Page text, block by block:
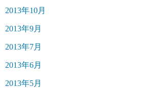
2013年10月
2013年9月
2013年7月
2013年6月
2013年5月